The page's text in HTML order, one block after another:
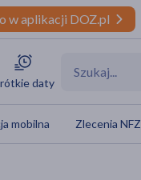
w aplikacji DOZ.pl
daty
mobilna Zlecenia NFZ